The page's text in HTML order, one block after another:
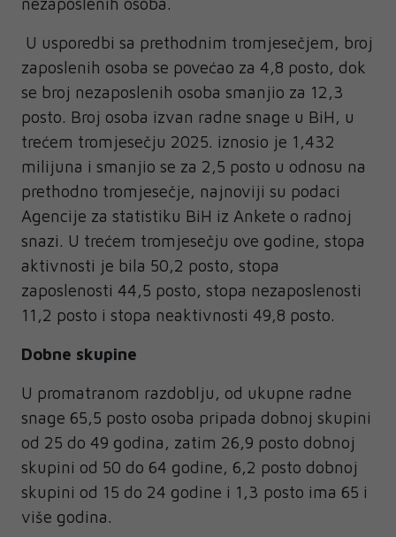
nezaposlenih osoba.
U usporedbi sa prethodnim tromjesečjem, broj
zaposlenih osoba se povećao za 4,8 posto, dok
se broj nezaposlenih osoba smanjio za 12,3
posto. Broj osoba izvan radne snage u BiH, u
trećem tromjesečju 2025. iznosio je 1,432
milijuna i smanjio se za 2,5 posto u odnosu na
prethodno tromjesečje, najnoviji su podaci
Agencije za statistiku BiH iz Ankete o radnoj
snazi. U trećem tromjesečju ove godine, stopa
aktivnosti je bila 50,2 posto, stopa
zaposlenosti 44,5 posto, stopa nezaposlenosti
11,2 posto i stopa neaktivnosti 49,8 posto.
Dobne skupine
U promatranom razdoblju, od ukupne radne
snage 65,5 posto osoba pripada dobnoj skupini
od 25 do 49 godina, zatim 26,9 posto dobnoj
skupini od 50 do 64 godine, 6,2 posto dobnoj
skupini od 15 do 24 godine i 1,3 posto ima 65 i
više godina.